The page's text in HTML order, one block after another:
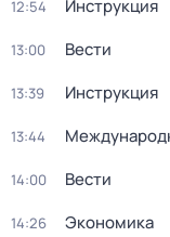
12:54 Инструкция
13:00 Вести
13:39 Инструкция
13:44
14:00 Вести
14:26 Экономика